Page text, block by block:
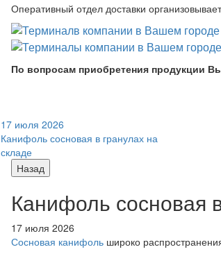
Оперативный отдел доставки
По вопросам приобретения продукции
17 июля 2026
Канифоль сосновая в гранулах на
складе
Назад
Канифоль сосновая
17 июля 2026
Сосновая канифоль широко